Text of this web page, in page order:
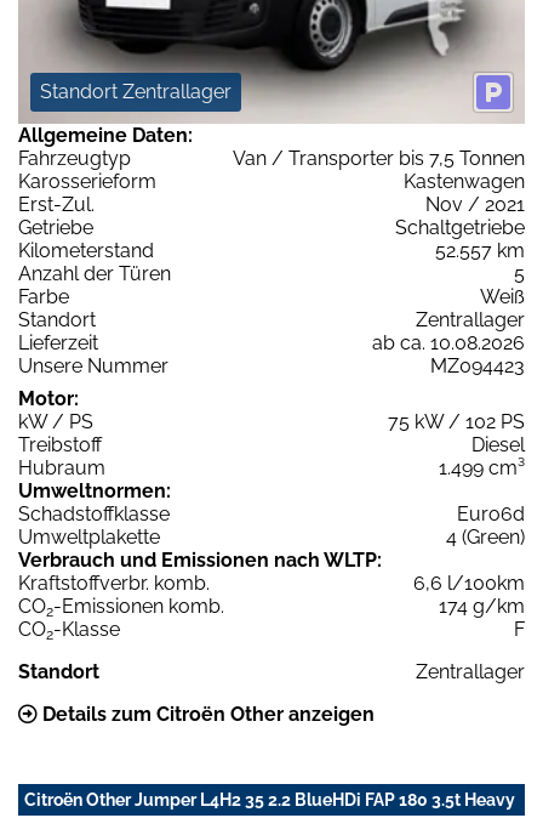
Standort Zentrallager
Allgemeine Daten:
Fahrzeugtyp
Van / Transporter bis 7,5 Tonnen
Karosserieform
Kastenwagen
Erst-Zul.
Nov / 2021
Getriebe
Schaltgetriebe
Kilometerstand
52.557 km
Anzahl der Türen
5
Farbe
Weiß
Standort
Zentrallager
Lieferzeit
ab ca. 10.08.2026
Unsere Nummer
MZ094423
Motor:
kW / PS
75 kW / 102 PS
Treibstoff
Diesel
Hubraum
1.499 cm³
Umweltnormen:
Schadstoffklasse
Euro6d
Umweltplakette
4 (Green)
Verbrauch und Emissionen nach WLTP:
Kraftstoffverbr. komb.
6,6 l/100km
CO2-Emissionen komb.
174 g/km
CO2-Klasse
F
Standort
Zentrallager
Details zum Citroën Other anzeigen
Citroën Other Jumper L4H2 35 2.2 BlueHDi FAP 180 3.5t Heavy